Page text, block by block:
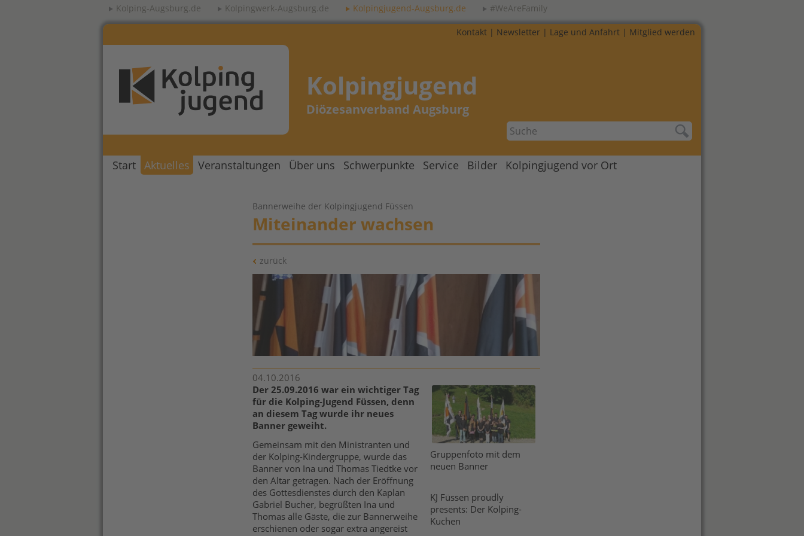
Kolping-Augsburg.de Kolpingwerk-Augsburg.de Kolpingjugend-Augsburg.de #WeAreFamily
Kontakt | Newsletter | Lage und Anfahrt | Mitglied werden
Kolpingjugend
Diözesanverband Augsburg
Start Aktuelles Veranstaltungen Über uns Schwerpunkte Service Bilder Kolpingjugend vor Ort
Bannerweihe der Kolpingjugend Füssen
Miteinander wachsen
zurück
04.10.2016
Gruppenfoto mit dem
neuen Banner
KJ Füssen proudly
presents: Der Kolping-
Kuchen
Der 25.09.2016 war ein wichtiger Tag
für die Kolping-Jugend Füssen, denn
an diesem Tag wurde ihr neues
Banner geweiht.
Gemeinsam mit den Ministranten und
der Kolping-Kindergruppe, wurde das
Banner von Ina und Thomas Tiedtke vor
den Altar getragen. Nach der Eröffnung
des Gottesdienstes durch den Kaplan
Gabriel Bucher, begrüßten Ina und
Thomas alle Gäste, die zur Bannerweihe
erschienen oder sogar extra angereist